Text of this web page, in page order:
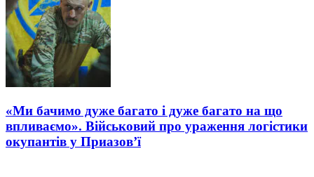
«Ми бачимо дуже багато і дуже багато на що
впливаємо». Військовий про ураження логістики
окупантів у Приазов’ї